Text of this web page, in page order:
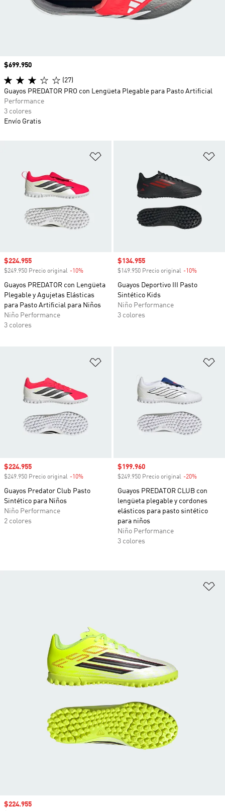
Precio de venta
$224.955
$249.950 Precio original -10%
Guayos PREDATOR con Lengüeta
Plegable y Agujetas Elásticas
para Pasto Artificial para Niños
Niño Performance
3 colores
Precio de venta
$134.955
$149.950 Precio original -10%
Guayos Deportivo III Pasto
Sintético Kids
Niño Performance
3 colores
Precio de venta
$224.955
$249.950 Precio original -10%
Guayos Predator Club Pasto
Sintético para Niños
Niño Performance
2 colores
Precio de venta
$199.960
$249.950 Precio original -20%
Guayos PREDATOR CLUB con
lengüeta plegable y cordones
elásticos para pasto sintético
para niños
Niño Performance
3 colores
Precio
$699.950
(27)
Guayos PREDATOR PRO con Lengüeta Plegable para Pasto Artificial
Performance
3 colores
Envío Gratis
Precio de venta
$224.955